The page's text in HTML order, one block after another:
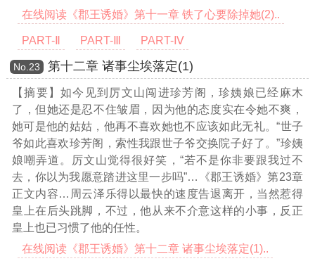
在线阅读《郡王诱婚》第十一章 铁了心要除掉她(2)..
PART-Ⅱ PART-Ⅲ PART-Ⅳ
Νο.23 第十二章 诸事尘埃落定(1)
【摘要】如今见到厉文山闯进珍芳阁，珍姨娘已经麻木
了，但她还是忍不住皱眉，因为他的态度实在令她不爽，
她可是他的姑姑，他再不喜欢她也不应该如此无礼。“世子
爷如此喜欢珍芳阁，索性我跟世子爷交换院子好了。”珍姨
娘嘲弄道。厉文山觉得很好笑，“若不是你非要跟我过不
去，你以为我愿意踏进这里一步吗”…《郡王诱婚》第23章
正文内容… 周云泽乐得以最快的速度告退离开，当然惹得
皇上在后头跳脚，不过，他从来不介意这样的小事，反正
皇上也已习惯了他的任性。
在线阅读《郡王诱婚》第十二章 诸事尘埃落定(1)..